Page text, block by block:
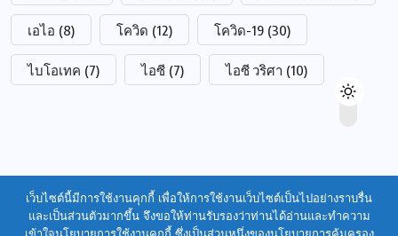
เอไอ (8) โควิด (12) โควิด-19 (30)
ไบโอเทค (7) ไอซี (7) ไอซี วริศา (10)
เว็บไซต์นี้มีการใช้งานคุกกี้ เพื่อให้การใช้งานเว็บไซต์เป็นไปอย่างราบรื่น
และเป็นส่วนตัวมากขึ้น จึงขอให้ท่านรับรองว่าท่านได้อ่านและทำความ